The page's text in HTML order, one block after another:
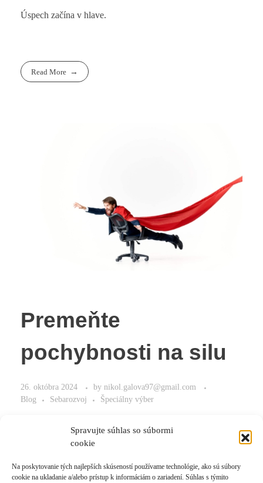
Spravujte súhlas so súbormi
cookie
Na poskytovanie tých najlepších skúseností používame technológie, ako sú súbory
cookie na ukladanie a/alebo prístup k informáciám o zariadení. Súhlas s týmito
Úspech začína v hlave.
Read More
Premeňte
pochybnosti na silu
26. októbra 2024 by nikol.galova97@gmail.com
Blog
Sebarozvoj Špeciálny výber
Ako premeniť pochybnosti na silu?